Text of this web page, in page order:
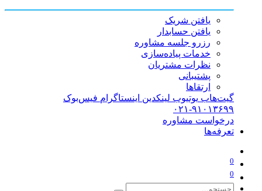
یافتن شریک
یافتن حسابدار
رزرو جلسه مشاوره
خدمات پیاده‌سازی
نظرات مشتریان
پشتیبانی
ارتقاها
گیت‌هاب یوتیوب لینکدین اینستاگرام فیس‌بوک
۰۲۱-۹۱۰۱۳۶۹۹
درخواست مشاوره
تعرفه‌ها
0
0